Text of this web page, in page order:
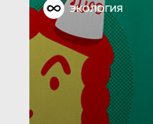
ЭКОЛОГИЯ